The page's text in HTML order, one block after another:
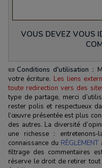
VOUS DEVEZ VOUS
📜 Conditions d'utilisation :
votre écriture. Les liens
toute redirection vers des
type de partage, merci
rester polis et respectueux
l’œuvre présentée est plus
des autres. La diversité
une richesse :
connaissance du RÈGLEMENT
filtrage des commentaires
réserve le droit de retirer